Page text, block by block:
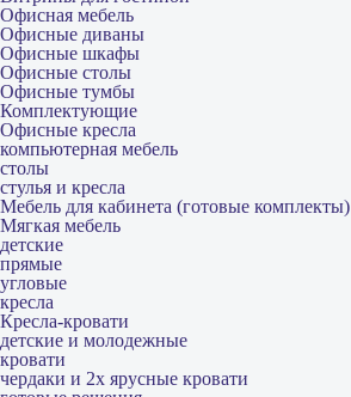
Офисная мебель
Офисные диваны
Офисные шкафы
Офисные столы
Офисные тумбы
Комплектующие
Офисные кресла
компьютерная мебель
столы
стулья и кресла
Мебель для кабинета (готовые комплекты)
Мягкая мебель
детские
прямые
угловые
кресла
Кресла-кровати
детские и молодежные
кровати
чердаки и 2х ярусные кровати